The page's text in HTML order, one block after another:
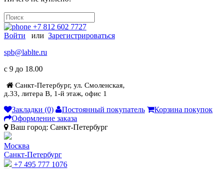
+7 812 602 7727
Войти или Зарегистрироваться
spb@lablte.ru
c 9 до 18.00
Санкт-Петербург, ул. Смоленская,
д.33, литера В, 1-й этаж, офис 1
Закладки (0) Постоянный покупатель
Корзина покупок
Оформление заказа
Ваш город: Санкт-Петербург
Москва
Санкт-Петербург
+7 495 777 1076